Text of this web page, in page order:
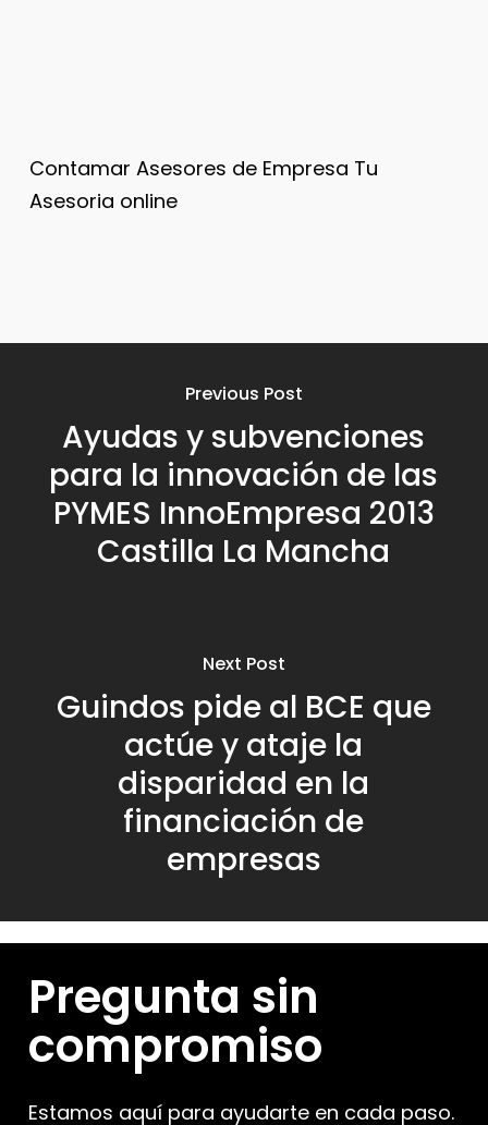
Contamar Asesores de Empresa Tu
Asesoria online
Previous Post
Ayudas y subvenciones
para la innovación de las
PYMES InnoEmpresa 2013
Castilla La Mancha
Next Post
Guindos pide al BCE que
actúe y ataje la
disparidad en la
financiación de
empresas
Pregunta sin
compromiso
Estamos aquí para ayudarte en cada paso.